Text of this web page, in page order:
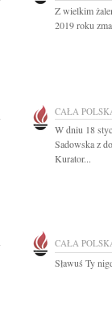
Z wielkim
2019 roku
CAŁA
W dniu 18
Sadowska z
Kurator...
CAŁA
Sławuś Ty